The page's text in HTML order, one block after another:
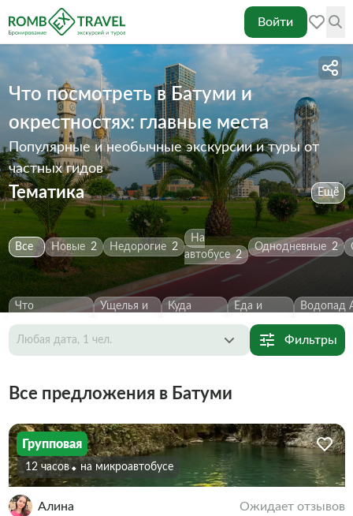
Войти
Что посмотреть в Батуми и
окрестностях: главные места
Популярные и необычные экскурсии и туры от
частных гидов
Тематика Ещё
Все Новые 2 Недорогие 2
На
автобусе 2
Однодневные 2
Что
посмотреть 2
Ущелья и
каньоны 2
Куда
сходить 2
Еда и
напитки 1
Водопад
Любая дата, 1 чел.
Фильтры
Все предложения в Батуми
Групповая
12 часов На микроавтобусе
Алина Ожидает отзывов